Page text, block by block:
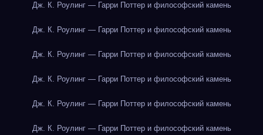
Дж. К. Роулинг — Гарри Поттер и философский камень
Дж. К. Роулинг — Гарри Поттер и философский камень
Дж. К. Роулинг — Гарри Поттер и философский камень
Дж. К. Роулинг — Гарри Поттер и философский камень
Дж. К. Роулинг — Гарри Поттер и философский камень
Дж. К. Роулинг — Гарри Поттер и философский камень